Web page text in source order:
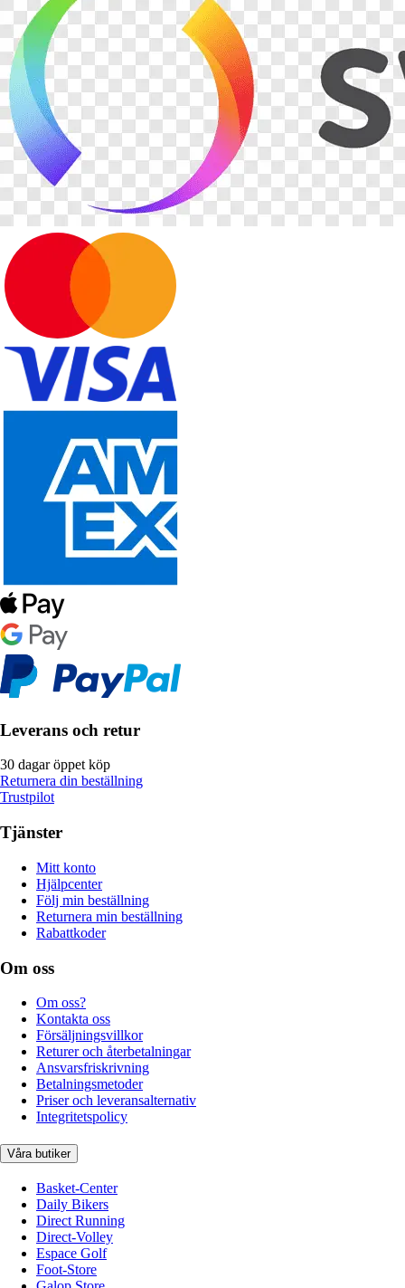
Leverans och retur
30 dagar öppet köp
Returnera din beställning
Trustpilot
Tjänster
Mitt konto
Hjälpcenter
Följ min beställning
Returnera min beställning
Rabattkoder
Om oss
Om oss?
Kontakta oss
Försäljningsvillkor
Returer och återbetalningar
Ansvarsfriskrivning
Betalningsmetoder
Priser och leveransalternativ
Integritetspolicy
Våra butiker
Basket-Center
Daily Bikers
Direct Running
Direct-Volley
Espace Golf
Foot-Store